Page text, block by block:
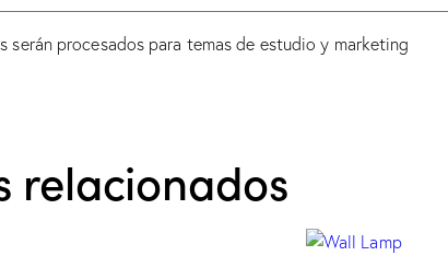
serán procesados para temas de estudio y marketing
relacionados